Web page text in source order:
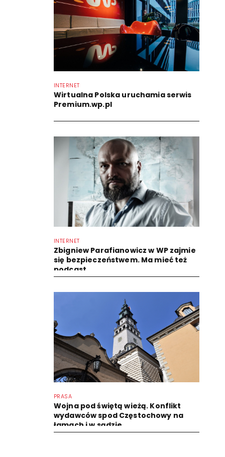
INTERNET
Wirtualna Polska uruchamia serwis
Premium.wp.pl
INTERNET
Zbigniew Parafianowicz w WP zajmie
się bezpieczeństwem. Ma mieć też
podcast
PRASA
Wojna pod świętą wieżą. Konflikt
wydawców spod Częstochowy na
łamach i w sądzie